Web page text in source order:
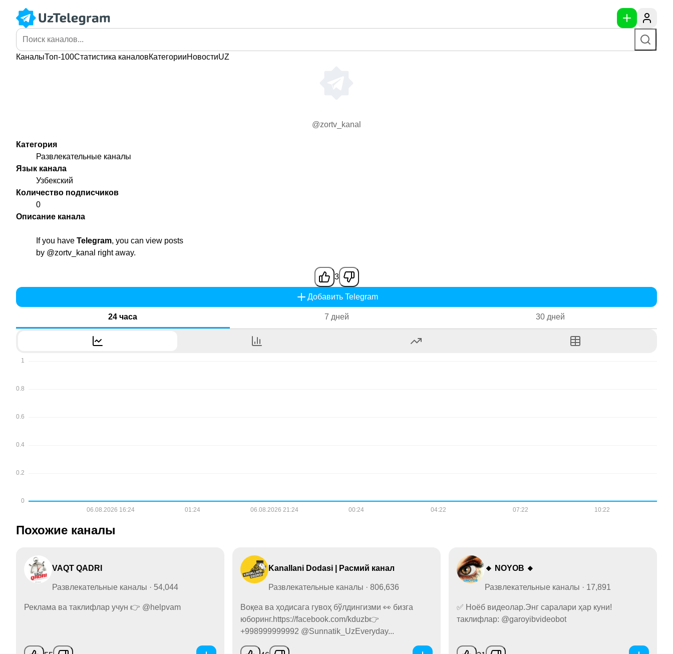
КаналыТоп-100Статистика каналовКатегорииНовостиUZ
@zortv_kanal
Категория
Развлекательные каналы
Язык канала
Узбекский
Количество подписчиков
0
Описание канала
If you have Telegram, you can view posts
by @zortv_kanal right away.
3
Добавить Telegram
24 часа 7 дней 30 дней
Похожие каналы
VAQT QADRI
Развлекательные каналы · 54,044
Реклама ва таклифлар учун 👉 @helpvam
Kanallani Dodasi | Расмий канал
Развлекательные каналы · 806,636
Воқеа ва ҳодисага гувоҳ бўлдингизми 👀 бизга
юборинг.https://facebook.com/kduzb👉
+998999999992 @Sunnatik_UzEveryday...
🔸 NOYOB 🔸
Развлекательные каналы · 17,891
✅ Ноёб видеолар.Энг саралари ҳар куни!
таклифлар: @garoyibvideobot